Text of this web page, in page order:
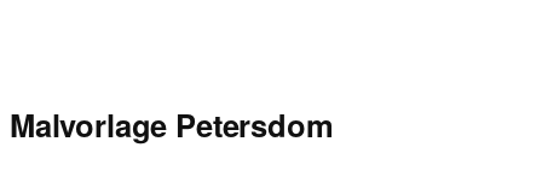
Malvorlage Petersdom